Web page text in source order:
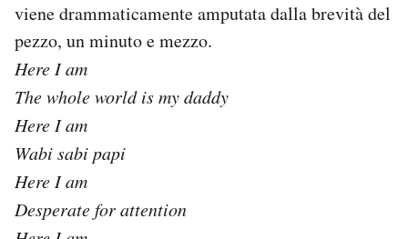
viene drammaticamente amputata dalla brevità del
pezzo, un minuto e mezzo.
Here I am
The whole world is my daddy
Here I am
Wabi sabi papi
Here I am
Desperate for attention